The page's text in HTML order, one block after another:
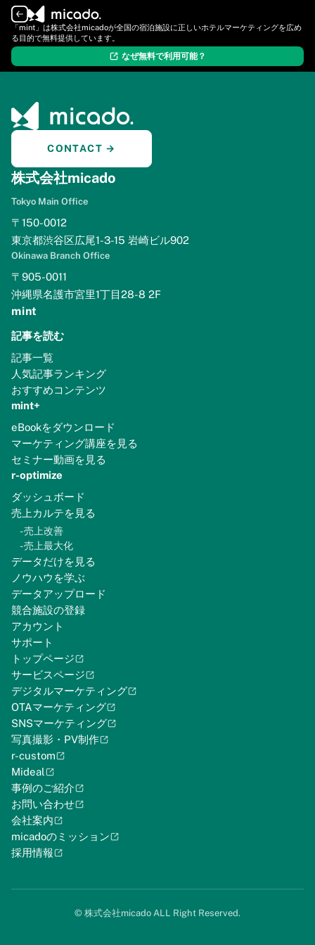
「mint」は株式会社micadoが全国の宿泊施設に正しいホテルマーケティングを広め
る目的で無料提供しています。
なぜ無料で利用可能？
ログイン 新規登録
CONTACT →
株式会社micado
Tokyo Main Office
〒150-0012
東京都渋谷区広尾1-3-15 岩崎ビル902
Okinawa Branch Office
〒905-0011
沖縄県名護市宮里1丁目28-8 2F
mint
記事を読む
記事一覧
人気記事ランキング
おすすめコンテンツ
mint+
eBookをダウンロード
マーケティング講座を見る
セミナー動画を見る
r-optimize
ダッシュボード
売上カルテを見る
-売上改善
-売上最大化
データだけを見る
ノウハウを学ぶ
データアップロード
競合施設の登録
アカウント
サポート
トップページ
サービスページ
デジタルマーケティング
OTAマーケティング
SNSマーケティング
写真撮影・PV制作
r-custom
Mideal
事例のご紹介
お問い合わせ
会社案内
micadoのミッション
採用情報
©︎ 株式会社micado ALL Right Reserved.